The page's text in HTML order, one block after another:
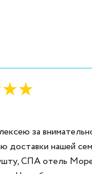
за
доставки нашей
СПА отель